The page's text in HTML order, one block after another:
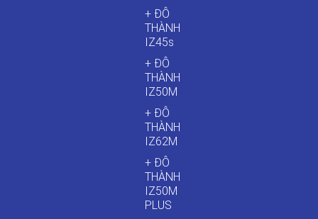
+ ĐÔ
THÀNH
IZ45s
+ ĐÔ
THÀNH
IZ50M
+ ĐÔ
THÀNH
IZ62M
+ ĐÔ
THÀNH
IZ50M
PLUS